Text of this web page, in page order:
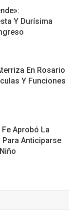
Y Durísima
En Rosario
Y Funciones
Fe Aprobó La
Anticiparse